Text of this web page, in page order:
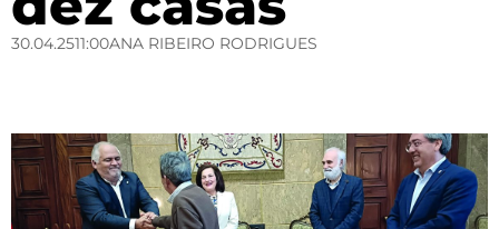
30.04.2511:00ANA RIBEIRO RODRIGUES